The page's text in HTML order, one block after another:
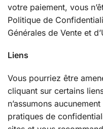
votre paiement, vous
Politique de
Générales de Vente et
Liens
Vous pourriez être
cliquant sur certains
n’assumons
pratiques de